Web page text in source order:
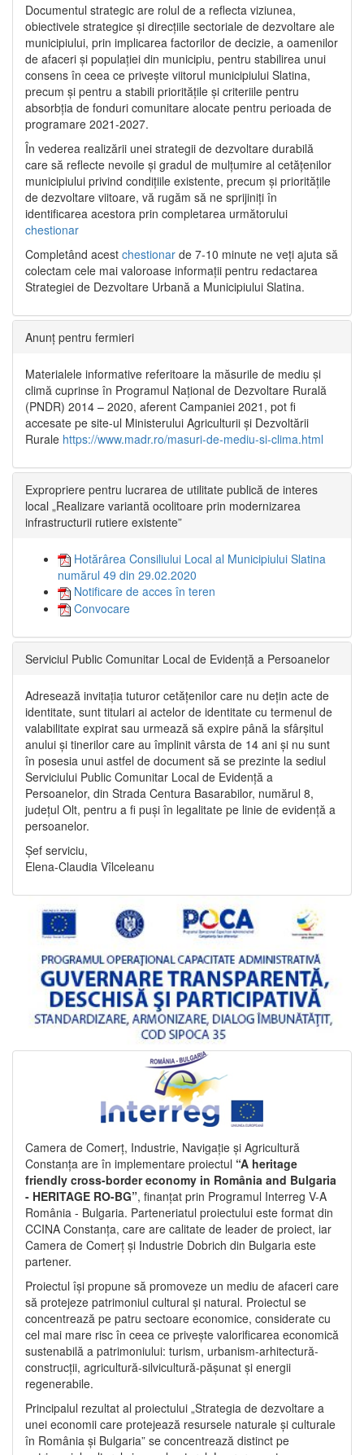
Documentul strategic are rolul de a reflecta viziunea,
obiectivele strategice și direcțiile sectoriale de dezvoltare ale
municipiului, prin implicarea factorilor de decizie, a oamenilor
de afaceri și populației din municipiu, pentru stabilirea unui
consens în ceea ce privește viitorul municipiului Slatina,
precum și pentru a stabili prioritățile și criteriile pentru
absorbția de fonduri comunitare alocate pentru perioada de
programare 2021-2027.
În vederea realizării unei strategii de dezvoltare durabilă
care să reflecte nevoile și gradul de mulțumire al cetățenilor
municipiului privind condițiile existente, precum și prioritățile
de dezvoltare viitoare, vă rugăm să ne sprijiniți în
identificarea acestora prin completarea următorului
chestionar
Completând acest chestionar de 7-10 minute ne veți ajuta să
colectam cele mai valoroase informații pentru redactarea
Strategiei de Dezvoltare Urbană a Municipiului Slatina.
Anunț pentru fermieri
Materialele informative referitoare la măsurile de mediu și
climă cuprinse în Programul Național de Dezvoltare Rurală
(PNDR) 2014 – 2020, aferent Campaniei 2021, pot fi
accesate pe site-ul Ministerului Agriculturii și Dezvoltării
Rurale https://www.madr.ro/masuri-de-mediu-si-clima.html
Expropriere pentru lucrarea de utilitate publică de interes
local „Realizare variantă ocolitoare prin modernizarea
infrastructurii rutiere existente”
Hotărârea Consiliului Local al Municipiului Slatina
numărul 49 din 29.02.2020
Notificare de acces în teren
Convocare
Serviciul Public Comunitar Local de Evidență a Persoanelor
Adresează invitația tuturor cetățenilor care nu dețin acte de
identitate, sunt titulari ai actelor de identitate cu termenul de
valabilitate expirat sau urmează să expire până la sfârșitul
anului și tinerilor care au împlinit vârsta de 14 ani și nu sunt
în posesia unui astfel de document să se prezinte la sediul
Serviciului Public Comunitar Local de Evidență a
Persoanelor, din Strada Centura Basarabilor, numărul 8,
județul Olt, pentru a fi puși în legalitate pe linie de evidență a
persoanelor.
Șef serviciu,
Elena-Claudia Vîlceleanu
Camera de Comerț, Industrie, Navigație și Agricultură
Constanța are în implementare proiectul “A heritage
friendly cross-border economy in România and Bulgaria
- HERITAGE RO-BG”, finanțat prin Programul Interreg V-A
România - Bulgaria. Parteneriatul proiectului este format din
CCINA Constanța, care are calitate de leader de proiect, iar
Camera de Comerț și Industrie Dobrich din Bulgaria este
partener.
Proiectul își propune să promoveze un mediu de afaceri care
să protejeze patrimoniul cultural și natural. Proiectul se
concentrează pe patru sectoare economice, considerate cu
cel mai mare risc în ceea ce privește valorificarea economică
sustenabilă a patrimoniului: turism, urbanism-arhitectură-
construcții, agricultură-silvicultură-pășunat și energii
regenerabile.
Principalul rezultat al proiectului „Strategia de dezvoltare a
unei economii care protejează resursele naturale și culturale
în România și Bulgaria” se concentrează distinct pe